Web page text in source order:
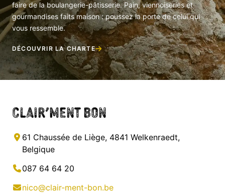
faire de la boulangerie-pâtisserie. Pain, viennoiseries et
gourmandises faits maison : poussez la porte de celui qui
vous ressemble.
DÉCOUVRIR LA CHARTE
Clair’ment bon
61 Chaussée de Liège, 4841 Welkenraedt,
Belgique
087 64 64 20
nico@clair-ment-bon.be